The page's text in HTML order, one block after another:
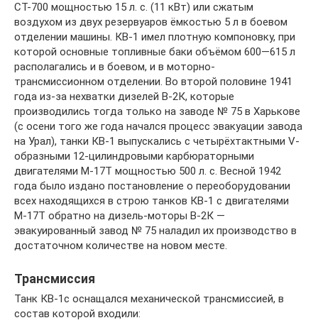
СТ-700 мощностью 15 л. с. (11 кВт) или сжатым
воздухом из двух резервуаров ёмкостью 5 л в боевом
отделении машины. КВ-1 имел плотную компоновку, при
которой основные топливные баки объёмом 600—615 л
располагались и в боевом, и в моторно-
трансмиссионном отделении. Во второй половине 1941
года из-за нехватки дизелей В-2К, которые
производились тогда только на заводе № 75 в Харькове
(с осени того же года начался процесс эвакуации завода
на Урал), танки КВ-1 выпускались с четырёхтактными V-
образными 12-цилиндровыми карбюраторными
двигателями М-17Т мощностью 500 л. с. Весной 1942
года было издано постановление о переоборудовании
всех находящихся в строю танков КВ-1 с двигателями
М-17Т обратно на дизель-моторы В-2К —
эвакуированный завод № 75 наладил их производство в
достаточном количестве на новом месте.
Трансмиссия
Танк КВ-1с оснащался механической трансмиссией, в
состав которой входили: